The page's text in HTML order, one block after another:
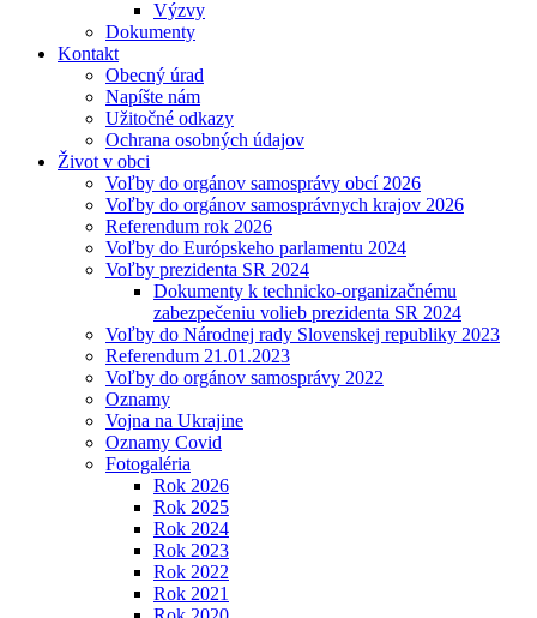
Výzvy
Dokumenty
Kontakt
Obecný úrad
Napíšte nám
Užitočné odkazy
Ochrana osobných údajov
Život v obci
Voľby do orgánov samosprávy obcí 2026
Voľby do orgánov samosprávnych krajov 2026
Referendum rok 2026
Voľby do Európskeho parlamentu 2024
Voľby prezidenta SR 2024
Dokumenty k technicko-organizačnému
zabezpečeniu volieb prezidenta SR 2024
Voľby do Národnej rady Slovenskej republiky 2023
Referendum 21.01.2023
Voľby do orgánov samosprávy 2022
Oznamy
Vojna na Ukrajine
Oznamy Covid
Fotogaléria
Rok 2026
Rok 2025
Rok 2024
Rok 2023
Rok 2022
Rok 2021